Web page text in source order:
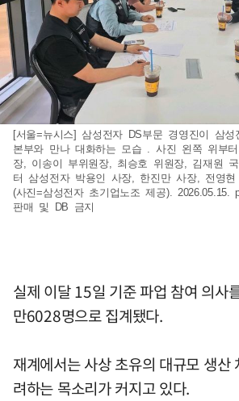
[서울=뉴시스] 삼성전자 DS부문 경영진이 삼성
본부와 만나 대화하는 모습 . 사진 왼쪽 위부
장, 이송이 부위원장, 최승호 위원장, 김재원
터 삼성전자 박용인 사장, 한진만 사장, 전영
(사진=삼성전자 초기업노조 제공). 2026.05.15.
판매 및 DB 금지
실제 이달 15일 기준 파업 참여 의사
만6028명으로 집계됐다.
재계에서는 사상 초유의 대규모 생산
려하는 목소리가 커지고 있다.